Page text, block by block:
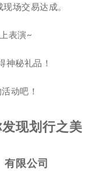
场交易达成。
表演~
神秘礼品！
动吧！
现划行之美
限公司